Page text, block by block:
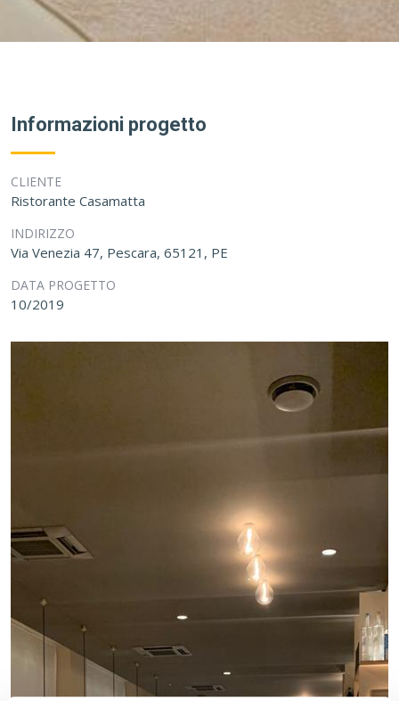
Informazioni progetto
CLIENTE
Ristorante Casamatta
INDIRIZZO
Via Venezia 47, Pescara, 65121, PE
DATA PROGETTO
10/2019